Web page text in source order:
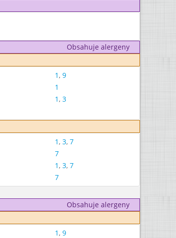
Obsahuje alergeny
1, 9
1
1, 3
1, 3, 7
7
1, 3, 7
7
Obsahuje alergeny
1, 9